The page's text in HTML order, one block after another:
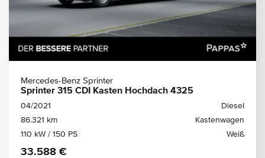
Mercedes-Benz Sprinter
Sprinter 315 CDI Kasten Hochdach 4325
04/2021
Diesel
86.321 km
Kastenwagen
110 kW / 150 PS
Weiß
33.588 €